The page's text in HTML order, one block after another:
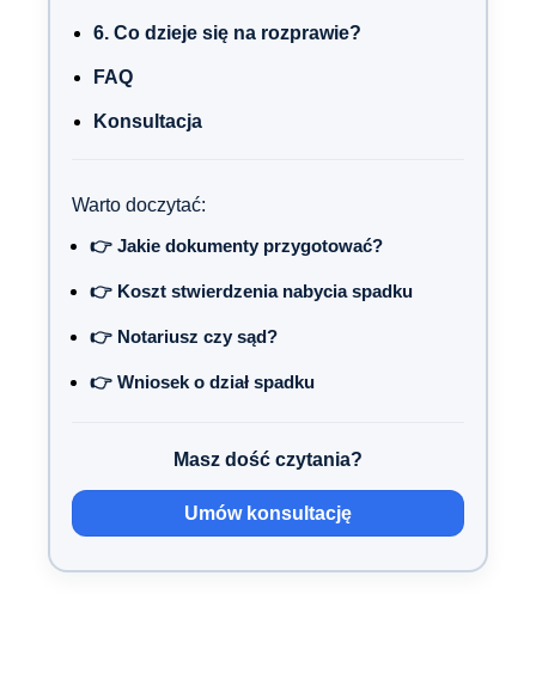
6. Co dzieje się na rozprawie?
FAQ
Konsultacja
Warto doczytać:
👉 Jakie dokumenty przygotować?
👉 Koszt stwierdzenia nabycia spadku
👉 Notariusz czy sąd?
👉 Wniosek o dział spadku
Masz dość czytania?
Umów konsultację